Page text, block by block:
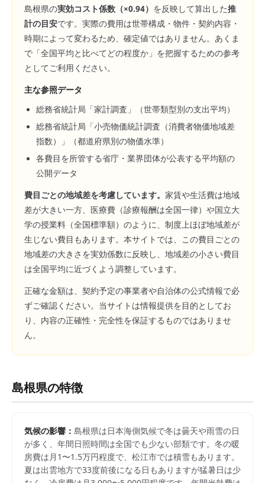
島根県の実効コスト係数（×0.94） を反映して算出した推
計の目安です。実際の費用は世帯構成・物件・契約内容・
時期によって変わるため、確定値ではありません。あくま
で「全国平均と比べてどの程度か」を把握するための参考
としてご利用ください。
主な参照データ
総務省統計局「家計調査」（世帯類型別の支出平均）
総務省統計局「小売物価統計調査（消費者物価地域差
指数）」（都道府県別の物価水準）
各費目を所管する省庁・業界団体が公表する平均額の
公開データ
費目ごとの地域差を考慮しています。 家賃や生活費は地域
差が大きい一方、医療費（診療報酬は全国一律）や国立大
学の授業料（全国標準額）のように、制度上ほぼ地域差が
生じない費目もあります。本サイトでは、この費目ごとの
地域差の大きさを実効係数に反映し、地域差の小さい費目
は全国平均に近づくよう調整しています。
正確な金額は、契約予定の事業者や自治体の公式情報で必
ずご確認ください。当サイトは情報提供を目的としてお
り、内容の正確性・完全性を保証するものではありませ
ん。
島根県の特徴
気候の影響： 島根県は日本海側気候で冬は曇天や雨雪の日
が多く、年間日照時間は全国でも少ない部類です。冬の暖
房費は月1〜1.5万円程度で、松江市では積雪もあります。
夏は出雲地方で33度前後になる日もありますが猛暑日は少